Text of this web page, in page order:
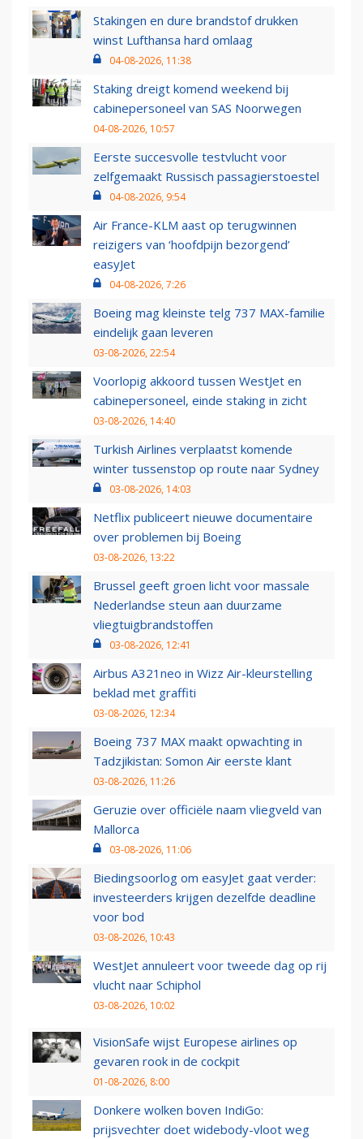
Stakingen en dure brandstof drukken
winst Lufthansa hard omlaag
04-08-2026, 11:38
Staking dreigt komend weekend bij
cabinepersoneel van SAS Noorwegen
04-08-2026, 10:57
Eerste succesvolle testvlucht voor
zelfgemaakt Russisch passagierstoestel
04-08-2026, 9:54
Air France-KLM aast op terugwinnen
reizigers van ‘hoofdpijn bezorgend’
easyJet
04-08-2026, 7:26
Boeing mag kleinste telg 737 MAX-familie
eindelijk gaan leveren
03-08-2026, 22:54
Voorlopig akkoord tussen WestJet en
cabinepersoneel, einde staking in zicht
03-08-2026, 14:40
Turkish Airlines verplaatst komende
winter tussenstop op route naar Sydney
03-08-2026, 14:03
Netflix publiceert nieuwe documentaire
over problemen bij Boeing
03-08-2026, 13:22
Brussel geeft groen licht voor massale
Nederlandse steun aan duurzame
vliegtuigbrandstoffen
03-08-2026, 12:41
Airbus A321neo in Wizz Air-kleurstelling
beklad met graffiti
03-08-2026, 12:34
Boeing 737 MAX maakt opwachting in
Tadzjikistan: Somon Air eerste klant
03-08-2026, 11:26
Geruzie over officiële naam vliegveld van
Mallorca
03-08-2026, 11:06
Biedingsoorlog om easyJet gaat verder:
investeerders krijgen dezelfde deadline
voor bod
03-08-2026, 10:43
WestJet annuleert voor tweede dag op rij
vlucht naar Schiphol
03-08-2026, 10:02
VisionSafe wijst Europese airlines op
gevaren rook in de cockpit
01-08-2026, 8:00
Donkere wolken boven IndiGo:
prijsvechter doet widebody-vloot weg